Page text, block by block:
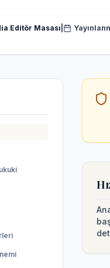
Editör Masası